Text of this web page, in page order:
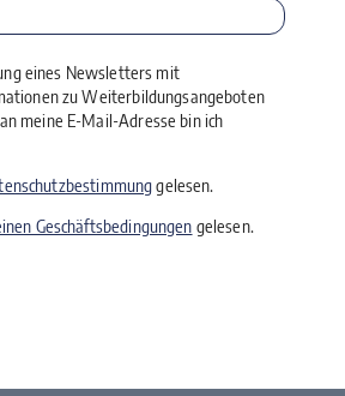
eines Newsletters mit
zu Weiterbildungsangeboten
meine E-Mail-Adresse bin ich
gelesen.
Geschäftsbedingungen gelesen.